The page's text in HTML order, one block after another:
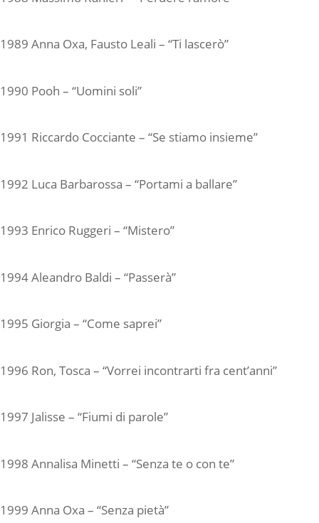
1989 Anna Oxa, Fausto Leali – “Ti lascerò”
1990 Pooh – “Uomini soli”
1991 Riccardo Cocciante – “Se stiamo insieme”
1992 Luca Barbarossa – “Portami a ballare”
1993 Enrico Ruggeri – “Mistero”
1994 Aleandro Baldi – “Passerà”
1995 Giorgia – “Come saprei”
1996 Ron, Tosca – “Vorrei incontrarti fra cent’anni”
1997 Jalisse – “Fiumi di parole”
1998 Annalisa Minetti – “Senza te o con te”
1999 Anna Oxa – “Senza pietà”